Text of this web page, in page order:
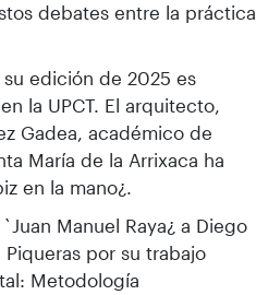
debates entre la práctica
su edición de 2025 es
la UPCT. El arquitecto,
Gadea, académico de
María de la Arrixaca ha
en la mano¿.
Manuel Raya¿ a Diego
Piqueras por su trabajo
Metodología